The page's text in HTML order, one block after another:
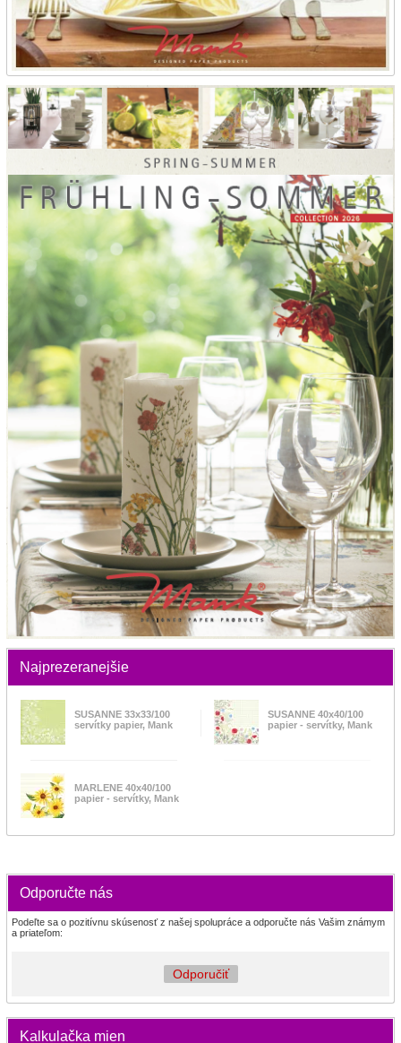
Najprezeranejšie
SUSANNE 33x33/100
servítky papier, Mank
SUSANNE 40x40/100
papier - servítky, Mank
MARLENE 40x40/100
papier - servítky, Mank
Odporučte nás
Podeľte sa o pozitívnu skúsenosť z našej spolupráce a odporučte nás Vašim známym
a priateľom:
Odporučiť
Kalkulačka mien